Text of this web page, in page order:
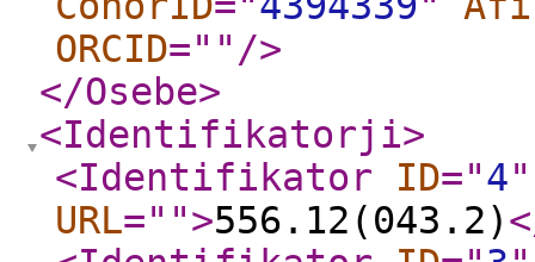
ORCID=" " />
</Osebe>
<Identifikatorji>
<Identifikator
ID="4"
URL=" ">556.12(043.2)